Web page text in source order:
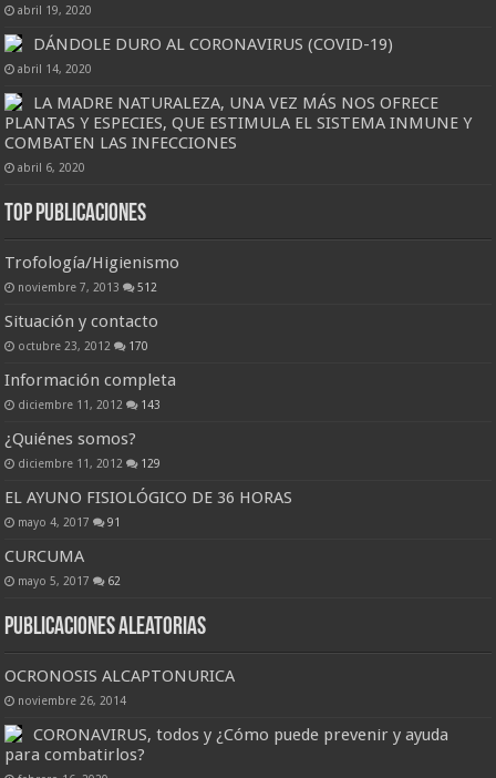
abril 19, 2020
DÁNDOLE DURO AL CORONAVIRUS (COVID-19)
abril 14, 2020
LA MADRE NATURALEZA, UNA VEZ MÁS NOS OFRECE
PLANTAS Y ESPECIES, QUE ESTIMULA EL SISTEMA INMUNE Y
COMBATEN LAS INFECCIONES
abril 6, 2020
Top Publicaciones
Trofología/Higienismo
noviembre 7, 2013 512
Situación y contacto
octubre 23, 2012 170
Información completa
diciembre 11, 2012 143
¿Quiénes somos?
diciembre 11, 2012 129
EL AYUNO FISIOLÓGICO DE 36 HORAS
mayo 4, 2017 91
CURCUMA
mayo 5, 2017 62
Publicaciones Aleatorias
OCRONOSIS ALCAPTONURICA
noviembre 26, 2014
CORONAVIRUS, todos y ¿Cómo puede prevenir y ayuda
para combatirlos?